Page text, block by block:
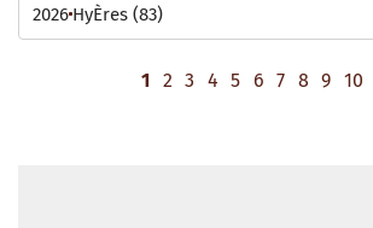
2026 HyÈres (83)
1 2 3 4 5 6 7 8 9 10